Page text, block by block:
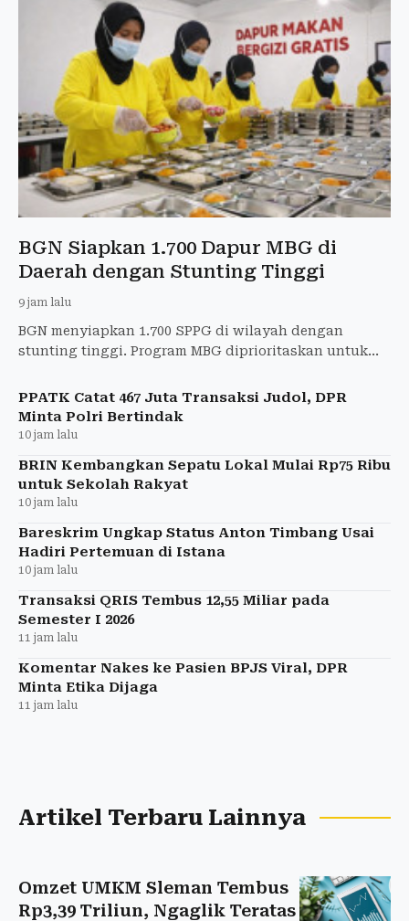
BGN Siapkan 1.700 Dapur MBG di
Daerah dengan Stunting Tinggi
9 jam lalu
BGN menyiapkan 1.700 SPPG di wilayah dengan
stunting tinggi. Program MBG diprioritaskan untuk
PPATK Catat 467 Juta Transaksi Judol, DPR
Minta Polri Bertindak
10 jam lalu
BRIN Kembangkan Sepatu Lokal Mulai Rp75 Ribu
untuk Sekolah Rakyat
10 jam lalu
Bareskrim Ungkap Status Anton Timbang Usai
Hadiri Pertemuan di Istana
10 jam lalu
Transaksi QRIS Tembus 12,55 Miliar pada
Semester I 2026
11 jam lalu
Komentar Nakes ke Pasien BPJS Viral, DPR
Minta Etika Dijaga
11 jam lalu
Artikel Terbaru Lainnya
Omzet UMKM Sleman Tembus
Rp3,39 Triliun, Ngaglik Teratas